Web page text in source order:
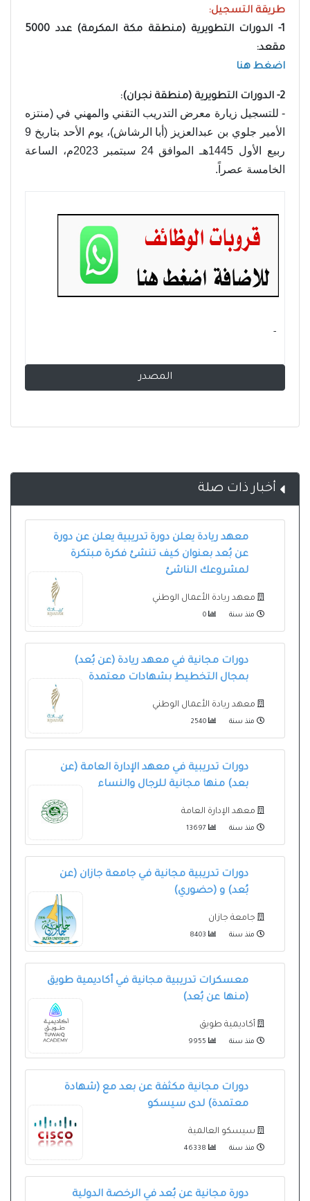
طريقة التسجيل:
1- الدورات التطويرية (منطقة مكة المكرمة) عدد 5000
مقعد:
اضغط هنا
2- الدورات التطويرية (منطقة نجران):
- للتسجيل زيارة معرض التدريب التقني والمهني في (منتزه
الأمير جلوي بن عبدالعزيز (أبا الرشاش)، يوم الأحد بتاربخ 9
ربيع الأول 1445هـ الموافق 24 سبتمبر 2023م، الساعة
الخامسة عصراً.
- ‏
المصدر
أخبار ذات صلة
معهد ريادة يعلن دورة تدريبية يعلن عن دورة
عن بُعد بعنوان كيف تنشئ فكرة مبتكرة
لمشروعك الناشئ
معهد ريادة الأعمال الوطني
منذ سنة
دورات مجانية في معهد ريادة (عن بُعد)
بمجال التخطيط بشهادات معتمدة
معهد ريادة الأعمال الوطني
منذ سنة
دورات تدريبية في معهد الإدارة العامة (عن
بعد) منها مجانية للرجال والنساء
معهد الإدارة العامة
منذ سنة
دورات تدريبية مجانية في جامعة جازان (عن
بُعد) و (حضوري)
جامعة جازان
منذ سنة
معسكرات تدريبية مجانية في أكاديمية طويق
(منها عن بُعد)
أكاديمية طويق
منذ سنة
دورات مجانية مكثفة⁧ عن بعد⁩ مع (شهادة
معتمدة) لدى ‏سيسكو
سيسكو العالمية
منذ سنة
دورة مجانية عن بُعد في الرخصة الدولية